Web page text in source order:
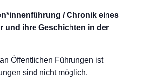
/Chronik eines
und ihre Geschichten in der
Öffentlichen Führungen ist
sind nicht möglich.